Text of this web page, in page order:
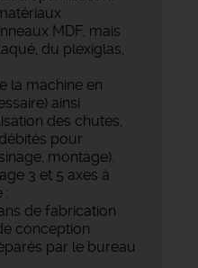
MDF, mais
du plexiglas,
la machine en
ainsi
des chutes,
pour
montage).
3 et 5 axes à
:
de fabrication
conception
par le bureau